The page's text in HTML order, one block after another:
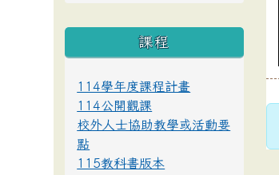
課程
114學年度課程計畫
114公開觀課
校外人士協助教學或活動要
點
115教科書版本